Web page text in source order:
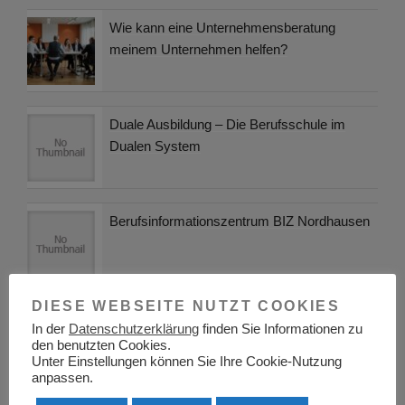
Wie kann eine Unternehmensberatung
meinem Unternehmen helfen?
Duale Ausbildung – Die Berufsschule im
Dualen System
Berufsinformationszentrum BIZ Nordhausen
DIESE WEBSEITE NUTZT COOKIES
In der Datenschutzerklärung finden Sie Informationen zu
den benutzten Cookies.
Unter Einstellungen können Sie Ihre Cookie-Nutzung
anpassen.